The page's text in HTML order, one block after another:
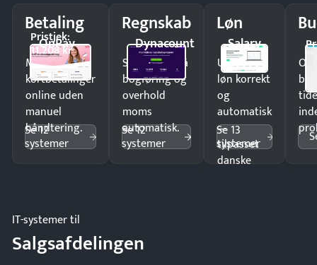
Betaling
OnPay
Pristjek:
11.208 kr
Modtag
kortbetalinger
online uden
manuel
håndtering.
Se 12
systemer
Regnskab
Dynacount
Spar timer på
bogføring og
overhold
moms
automatisk.
Se 12
systemer
Løn
Salary
Udbetal
løn korrekt
og
automatisk
—
tilpasset
danske
Se 13
systemer
IT-systemer til
Salgsafdelingen